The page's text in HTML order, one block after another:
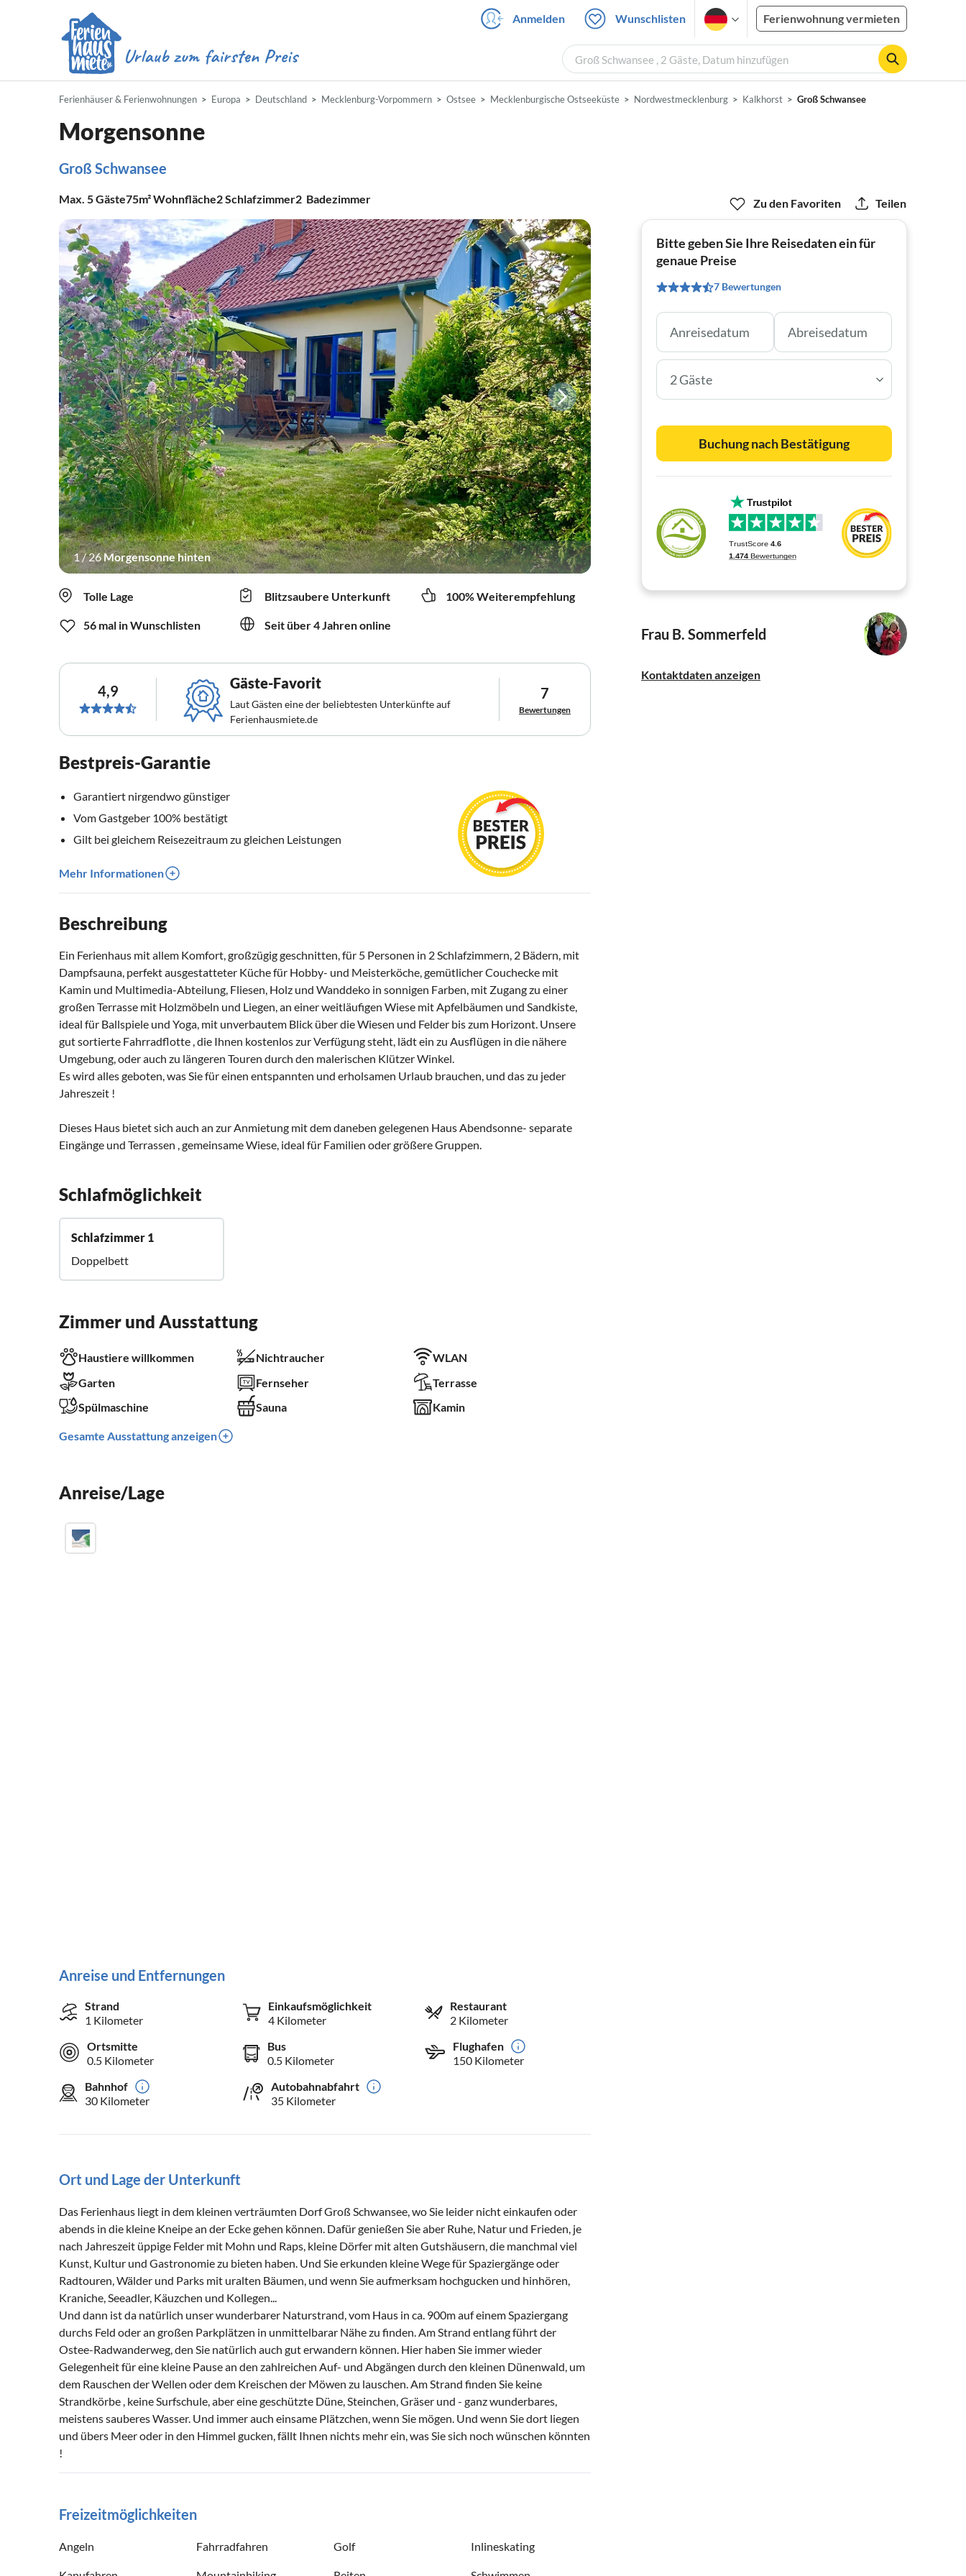
Anmelden Wunschlisten Ferienwohnung vermieten
Groß Schwansee , 2 Gäste, Datum hinzufügen
Ferienhäuser & Ferienwohnungen Europa Deutschland Mecklenburg-Vorpommern Ostsee Mecklenburgische Ostseeküste Nordwestmecklenburg Kalkhorst Groß Schwansee
Morgensonne
Groß Schwansee
Max. 5Gäste75m²Wohnfläche2Schlafzimmer2 Badezimmer
1/26Morgensonne hinten
Tolle Lage Blitzsaubere Unterkunft 100% Weiterempfehlung
56 mal in Wunschlisten Seit über 4 Jahren online
4,9 Gäste-Favorit
Laut Gästen eine der beliebtesten Unterkünfte auf
Ferienhausmiete.de
7
Bewertungen
Bestpreis-Garantie
Garantiert nirgendwo günstiger
Vom Gastgeber 100% bestätigt
Gilt bei gleichem Reisezeitraum zu gleichen Leistungen
Mehr Informationen
Beschreibung
Ein Ferienhaus mit allem Komfort, großzügig geschnitten, für 5 Personen in 2 Schlafzimmern, 2 Bädern, mit
Dampfsauna, perfekt ausgestatteter Küche für Hobby- und Meisterköche, gemütlicher Couchecke mit
Kamin und Multimedia-Abteilung, Fliesen, Holz und Wanddeko in sonnigen Farben, mit Zugang zu einer
großen Terrasse mit Holzmöbeln und Liegen, an einer weitläufigen Wiese mit Apfelbäumen und Sandkiste,
ideal für Ballspiele und Yoga, mit unverbautem Blick über die Wiesen und Felder bis zum Horizont. Unsere
gut sortierte Fahrradflotte , die Ihnen kostenlos zur Verfügung steht, lädt ein zu Ausflügen in die nähere
Umgebung, oder auch zu längeren Touren durch den malerischen Klützer Winkel.
Es wird alles geboten, was Sie für einen entspannten und erholsamen Urlaub brauchen, und das zu jeder
Jahreszeit !
Dieses Haus bietet sich auch an zur Anmietung mit dem daneben gelegenen Haus Abendsonne- separate
Eingänge und Terrassen , gemeinsame Wiese, ideal für Familien oder größere Gruppen.
Schlafmöglichkeit
Schlafzimmer 1
Doppelbett
Zimmer und Ausstattung
Haustiere willkommen Nichtraucher
WLAN
Garten
Fernseher
Terrasse
Spülmaschine
Sauna Kamin
Gesamte Ausstattung anzeigen
Anreise/Lage
Anreise und Entfernungen
Strand
1 Kilometer
Einkaufsmöglichkeit
4 Kilometer
Restaurant
2 Kilometer
Ortsmitte
0.5 Kilometer
Bus
0.5 Kilometer
Flughafen
150 Kilometer
Bahnhof
30 Kilometer
Autobahnabfahrt
35 Kilometer
Ort und Lage der Unterkunft
Das Ferienhaus liegt in dem kleinen verträumten Dorf Groß Schwansee, wo Sie leider nicht einkaufen oder
abends in die kleine Kneipe an der Ecke gehen können. Dafür genießen Sie aber Ruhe, Natur und Frieden, je
nach Jahreszeit üppige Felder mit Mohn und Raps, kleine Dörfer mit alten Gutshäusern, die manchmal viel
Kunst, Kultur und Gastronomie zu bieten haben. Und Sie erkunden kleine Wege für Spaziergänge oder
Radtouren, Wälder und Parks mit uralten Bäumen, und wenn Sie aufmerksam hochgucken und hinhören,
Kraniche, Seeadler, Käuzchen und Kollegen...
Und dann ist da natürlich unser wunderbarer Naturstrand, vom Haus in ca. 900m auf einem Spaziergang
durchs Feld oder an großen Parkplätzen in unmittelbarar Nähe zu finden. Am Strand entlang führt der
Ostee-Radwanderweg, den Sie natürlich auch gut erwandern können. Hier haben Sie immer wieder
Gelegenheit für eine kleine Pause an den zahlreichen Auf- und Abgängen durch den kleinen Dünenwald, um
dem Rauschen der Wellen oder dem Kreischen der Möwen zu lauschen. Am Strand finden Sie keine
Strandkörbe , keine Surfschule, aber eine geschützte Düne, Steinchen, Gräser und - ganz wunderbares,
meistens sauberes Wasser. Und immer auch einsame Plätzchen, wenn Sie mögen. Und wenn Sie dort liegen
und übers Meer oder in den Himmel gucken, fällt Ihnen nichts mehr ein, was Sie sich noch wünschen könnten
!
Freizeitmöglichkeiten
Angeln Fahrradfahren Golf Inlineskating
Zu den Favoriten Teilen
Bitte geben Sie Ihre Reisedaten ein für
genaue Preise
7 Bewertungen
2 Gäste
Buchung nach Bestätigung
Frau B. Sommerfeld
Kontaktdaten anzeigen